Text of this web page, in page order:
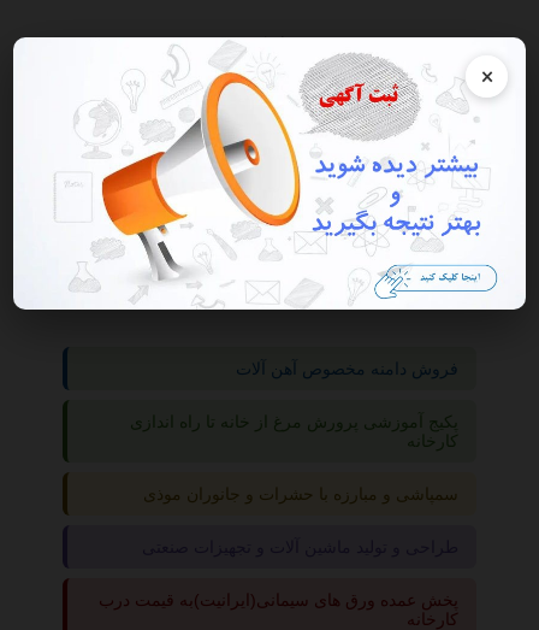
×
نمایش همه
گروه ها حراجی حراج دوربین
فروش دامنه مخصوص آهن آلات
پکیج آموزشی پرورش مرغ از خانه تا راه اندازی
کارخانه
سمپاشی و مبارزه با حشرات و جانوران موذی
پخش عمده ورق های سیمانی(ایرانیت)به قیمت درب
کارخانه